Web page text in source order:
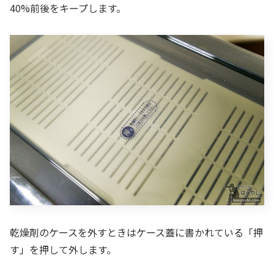
40%前後をキープします。
乾燥剤のケースを外すときはケース蓋に書かれている「押
す」を押して外します。